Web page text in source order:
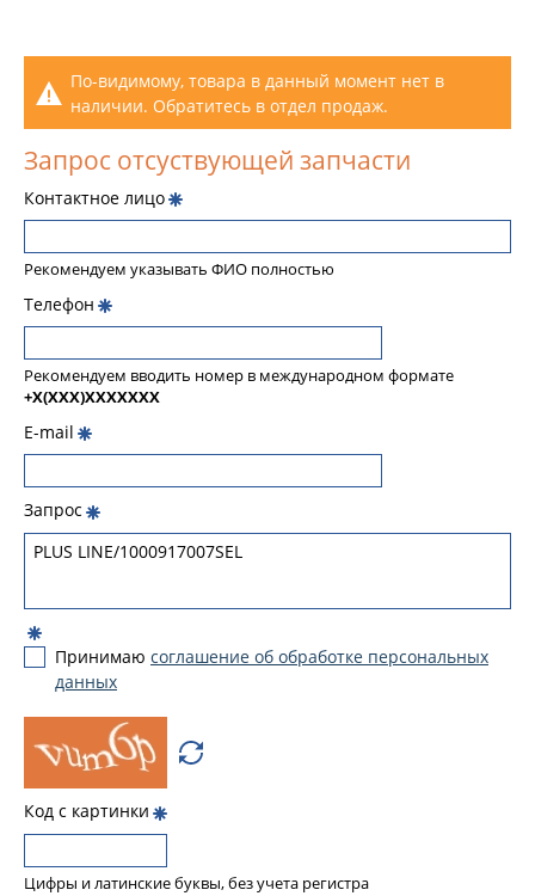
По-видимому, товара в данный момент нет в
наличии. Обратитесь в отдел продаж.
Запрос отсуствующей запчасти
Контактное лицо
Рекомендуем указывать ФИО полностью
Телефон
Рекомендуем вводить номер в международном формате
+X(XXX)XXXXXXX
E-mail
Запрос
Принимаю соглашение об обработке персональных
данных
Код с картинки
Цифры и латинские буквы, без учета регистра